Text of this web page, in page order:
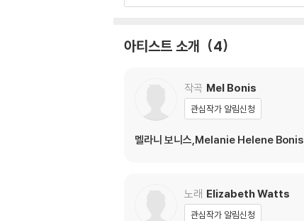
아티스트 소개 4
작곡 Mel Bonis
관심작가 알림신청
멜라니 보니스,Melanie Helene Bonis
노래 Elizabeth Watts
관심작가 알림신청